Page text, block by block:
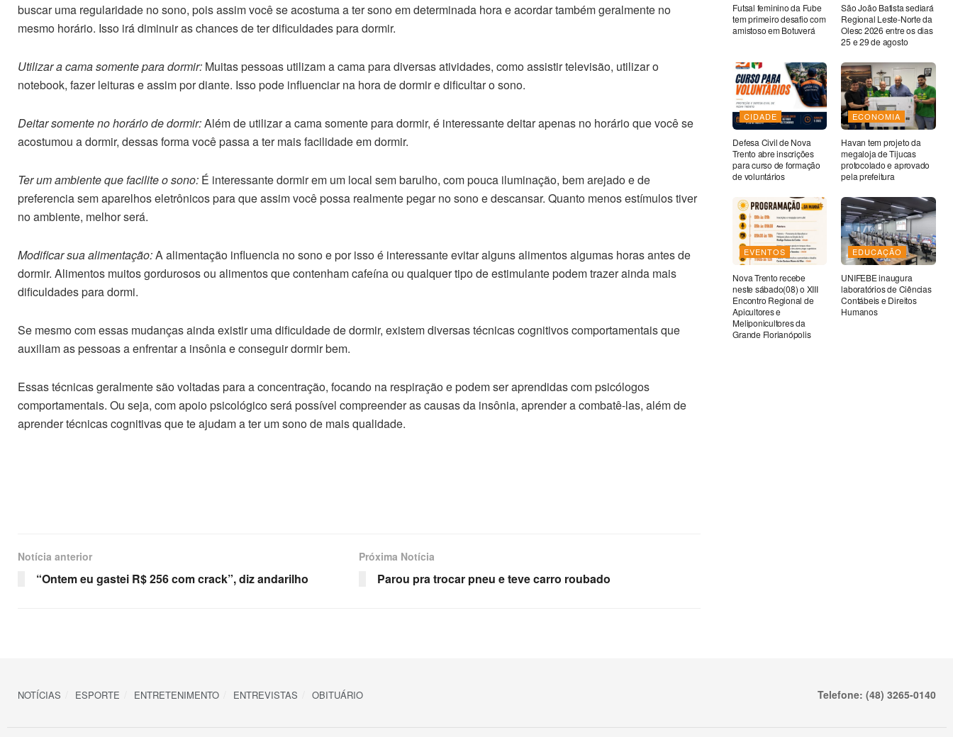
buscar uma regularidade no sono, pois assim você se acostuma a ter sono em determinada hora e acordar também geralmente no
mesmo horário. Isso irá diminuir as chances de ter dificuldades para dormir.
Utilizar a cama somente para dormir: Muitas pessoas utilizam a cama para diversas atividades, como assistir televisão, utilizar o
notebook, fazer leituras e assim por diante. Isso pode influenciar na hora de dormir e dificultar o sono.
Deitar somente no horário de dormir:Além de utilizar a cama somente para dormir, é interessante deitar apenas no horário que você se
acostumou a dormir, dessas forma você passa a ter mais facilidade em dormir.
Ter um ambiente que facilite o sono: É interessante dormir em um local sem barulho, com pouca iluminação, bem arejado e de
preferencia sem aparelhos eletrônicos para que assim você possa realmente pegar no sono e descansar. Quanto menos estímulos tiver
no ambiente, melhor será.
Modificar sua alimentação:A alimentação influencia no sono e por isso é interessante evitar alguns alimentos algumas horas antes de
dormir. Alimentos muitos gordurosos ou alimentos que contenham cafeína ou qualquer tipo de estimulante podem trazer ainda mais
dificuldades para dormi.
Se mesmo com essas mudanças ainda existir uma dificuldade de dormir, existem diversas técnicas cognitivos comportamentais que
auxiliam as pessoas a enfrentar a insônia e conseguir dormir bem.
Essas técnicas geralmente são voltadas para a concentração, focando na respiração e podem ser aprendidas com psicólogos
comportamentais. Ou seja, com apoio psicológico será possível compreender as causas da insônia, aprender a combatê-las, além de
aprender técnicas cognitivas que te ajudam a ter um sono de mais qualidade.
Notícia anterior
“Ontem eu gastei R$ 256 com crack”, diz andarilho
Próxima Notícia
Parou pra trocar pneu e teve carro roubado
Futsal feminino da Fube
tem primeiro desafio com
amistoso em Botuverá
São João Batista sediará
Regional Leste-Norte da
Olesc 2026 entre os dias
25 e 29 de agosto
CIDADE
Defesa Civil de Nova
Trento abre inscrições
para curso de formação
de voluntários
ECONOMIA
Havan tem projeto da
megaloja de Tijucas
protocolado e aprovado
pela prefeitura
EVENTOS
Nova Trento recebe
neste sábado(08) o XIII
Encontro Regional de
Apicultores e
Meliponicultores da
Grande Florianópolis
EDUCAÇÃO
UNIFEBE inaugura
laboratórios de Ciências
Contábeis e Direitos
Humanos
NOTÍCIAS ESPORTE ENTRETENIMENTO ENTREVISTAS OBITUÁRIO Telefone: (48) 3265-0140